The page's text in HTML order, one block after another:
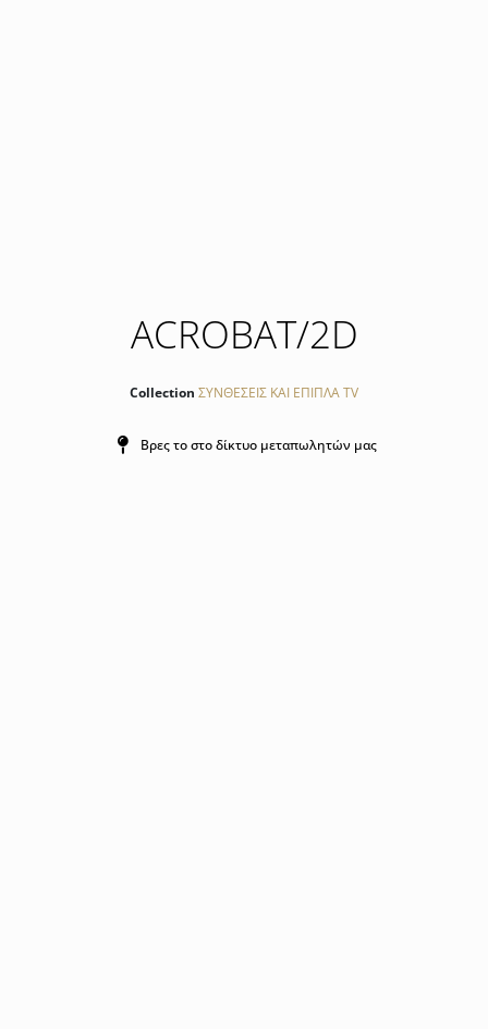
ACROBAT/2D
Collection ΣΥΝΘΕΣΕΙΣ ΚΑΙ ΕΠΙΠΛΑ TV
Βρες το στο δίκτυο μεταπωλητών μας